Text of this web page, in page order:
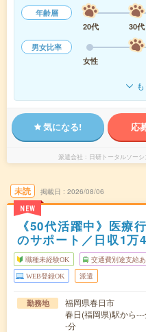
年齢層
20代
30代
男女比率
女性
気になる! 応
派遣会社 日研トータルソー
未読
NEW
掲載日 2026/08/06
《50代活躍中》医療
のサポート／日収1万
職種未経験OK 交通費別途支給あ
WEB登録OK 派遣
勤務地
福岡県春日市
春日(福岡県)駅から
-分